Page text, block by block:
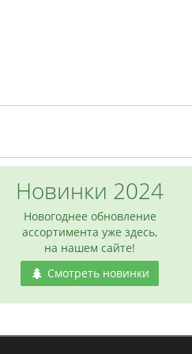
Новинки 2024
Новогоднее обновление
ассортимента уже здесь,
на нашем сайте!
Смотреть новинки